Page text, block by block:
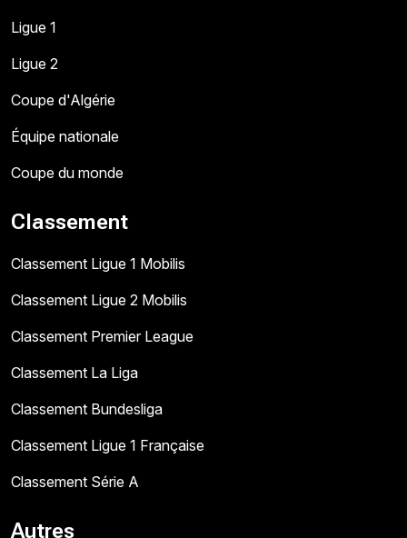
Ligue 1
Ligue 2
Coupe d'Algérie
Équipe nationale
Coupe du monde
Classement
Classement Ligue 1 Mobilis
Classement Ligue 2 Mobilis
Classement Premier League
Classement La Liga
Classement Bundesliga
Classement Ligue 1 Française
Classement Série A
Autres